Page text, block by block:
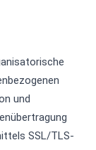
und
SSL/TLS-